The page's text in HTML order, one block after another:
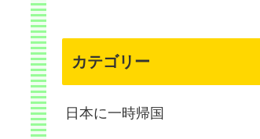
カテゴリー
日本に一時帰国